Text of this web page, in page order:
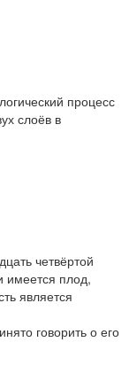
процесс
слоёв в
четвёртой
имеется плод,
является
говорить о его